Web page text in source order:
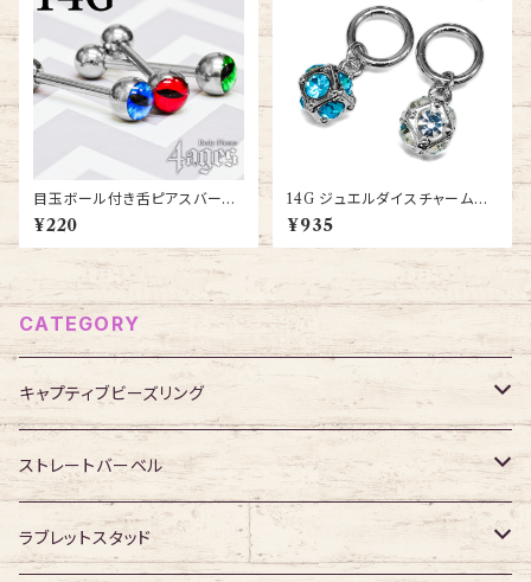
目玉ボール付き舌ピアスバーベ
ル14G(BS87-14G-SS)
¥220
14G ジュエルダイスチャーム付
きワンタッチセグメント(RSQ-0
436-14G-SS)
¥935
CATEGORY
キャプティブビーズリング
316Lサージカルステンレス
ジュエル無し
サージカルチタン
ストレートバーベル
316Lサージカルステンレス
ラブレットスタッド